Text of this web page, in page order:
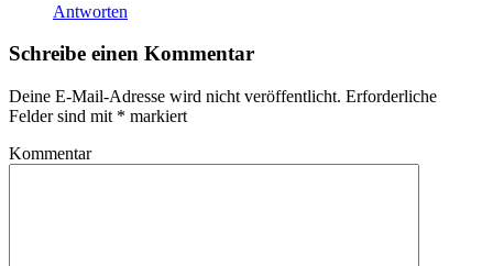
Antworten
Schreibe einen Kommentar
Deine E-Mail-Adresse wird nicht veröffentlicht. Erforderliche
Felder sind mit * markiert
Kommentar